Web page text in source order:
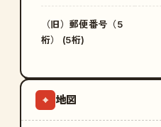
（旧）郵便番号（5
桁） (5桁)
⌖ 地図